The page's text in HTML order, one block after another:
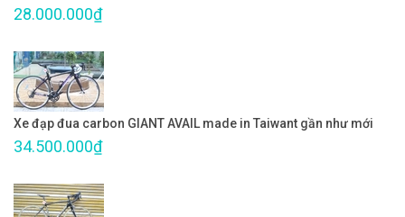
28.000.000₫
Xe đạp đua carbon GIANT AVAIL made in Taiwant gần như mới
34.500.000₫